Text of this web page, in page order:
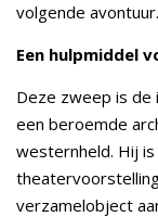
volgende avontuur.
Een hulpmiddel
Deze zweep is de
een beroemde
westernheld. Hij
verzamelobject